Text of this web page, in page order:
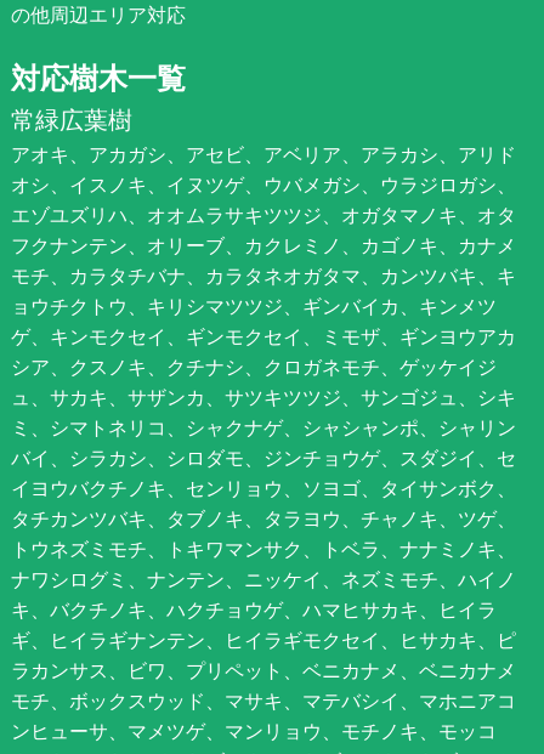
の他周辺エリア対応
対応樹木一覧
常緑広葉樹
アオキ、アカガシ、アセビ、アベリア、アラカシ、アリド
オシ、イスノキ、イヌツゲ、ウバメガシ、ウラジロガシ、
エゾユズリハ、オオムラサキツツジ、オガタマノキ、オタ
フクナンテン、オリーブ、カクレミノ、カゴノキ、カナメ
モチ、カラタチバナ、カラタネオガタマ、カンツバキ、キ
ョウチクトウ、キリシマツツジ、ギンバイカ、キンメツ
ゲ、キンモクセイ、ギンモクセイ、ミモザ、ギンヨウアカ
シア、クスノキ、クチナシ、クロガネモチ、ゲッケイジ
ュ、サカキ、サザンカ、サツキツツジ、サンゴジュ、シキ
ミ、シマトネリコ、シャクナゲ、シャシャンポ、シャリン
バイ、シラカシ、シロダモ、ジンチョウゲ、スダジイ、セ
イヨウバクチノキ、センリョウ、ソヨゴ、タイサンボク、
タチカンツバキ、タブノキ、タラヨウ、チャノキ、ツゲ、
トウネズミモチ、トキワマンサク、トベラ、ナナミノキ、
ナワシログミ、ナンテン、ニッケイ、ネズミモチ、ハイノ
キ、バクチノキ、ハクチョウゲ、ハマヒサカキ、ヒイラ
ギ、ヒイラギナンテン、ヒイラギモクセイ、ヒサカキ、ピ
ラカンサス、ビワ、プリペット、ベニカナメ、ベニカナメ
モチ、ボックスウッド、マサキ、マテバシイ、マホニアコ
ンヒューサ、マメツゲ、マンリョウ、モチノキ、モッコ